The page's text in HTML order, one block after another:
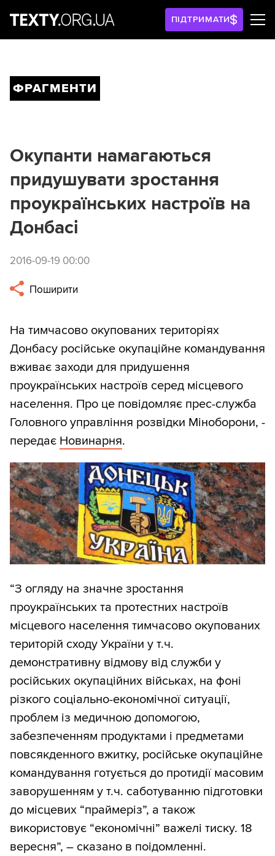
ПІДТРИМАТИ
ФРАГМЕНТИ
Окупанти намагаються
придушувати зростання
проукраїнських настроїв на
Донбасі
2016-09-19 00:00
Поширити
На тимчасово окупованих територіях
Донбасу російське окупаційне командування
вживає заходи для придушення
проукраїнських настроїв серед місцевого
населення. Про це повідомляє прес-служба
Головного управління розвідки Міноборони, -
передає Новинарня.
“З огляду на значне зростання
проукраїнських та протестних настроїв
місцевого населення тимчасово окупованих
територій сходу України у т.ч.
демонстративну відмову від служби у
російських окупаційних військах, на фоні
різкого соціально-економічної ситуації,
проблем із медичною допомогою,
забезпеченням продуктами і предметами
повсякденного вжитку, російське окупаційне
командування готується до протидії масовим
заворушенням у т.ч. саботуванню підготовки
до місцевих “праймеріз”, а також
використовує “економічні” важелі тиску. 18
вересня”, – сказано в поідомленні.